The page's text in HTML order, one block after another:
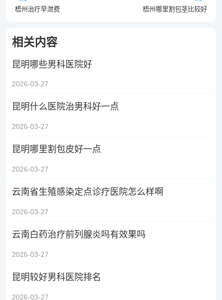
梧州治疗早泄费 梧州哪里割包茎比较好
相关内容
昆明哪些男科医院好
2026-03-27
昆明什么医院治男科好一点
2026-03-27
昆明哪里割包皮好一点
2026-03-27
云南省生殖感染定点诊疗医院怎么样啊
2026-03-27
云南白药治疗前列腺炎吗有效果吗
2026-03-27
昆明较好男科医院排名
2026-03-27